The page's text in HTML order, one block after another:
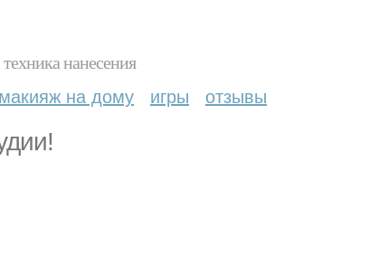
нанесения
на дому игры отзывы